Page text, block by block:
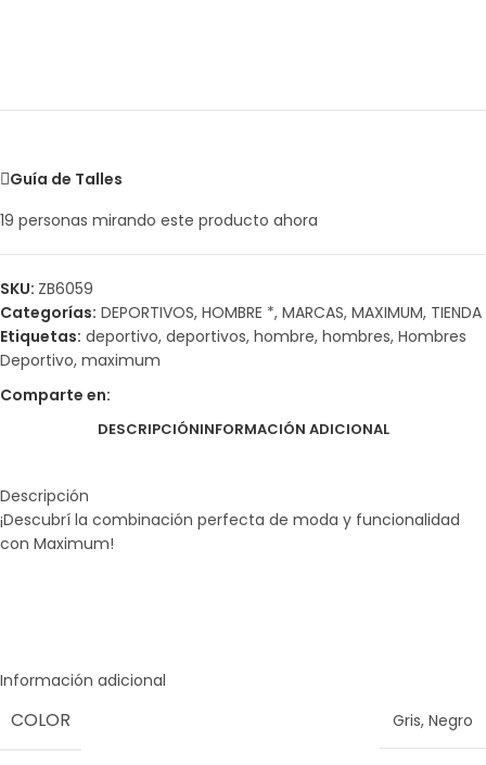
Guía de Talles
19 personas mirando este producto ahora
SKU: ZB6059
Categorías: DEPORTIVOS, HOMBRE *, MARCAS, MAXIMUM, TIENDA
Etiquetas: deportivo, deportivos, hombre, hombres, Hombres
Deportivo, maximum
Comparte en:
DESCRIPCIÓNINFORMACIÓN ADICIONAL
Descripción
¡Descubrí la combinación perfecta de moda y funcionalidad
con Maximum!
Información adicional
COLOR Gris, Negro